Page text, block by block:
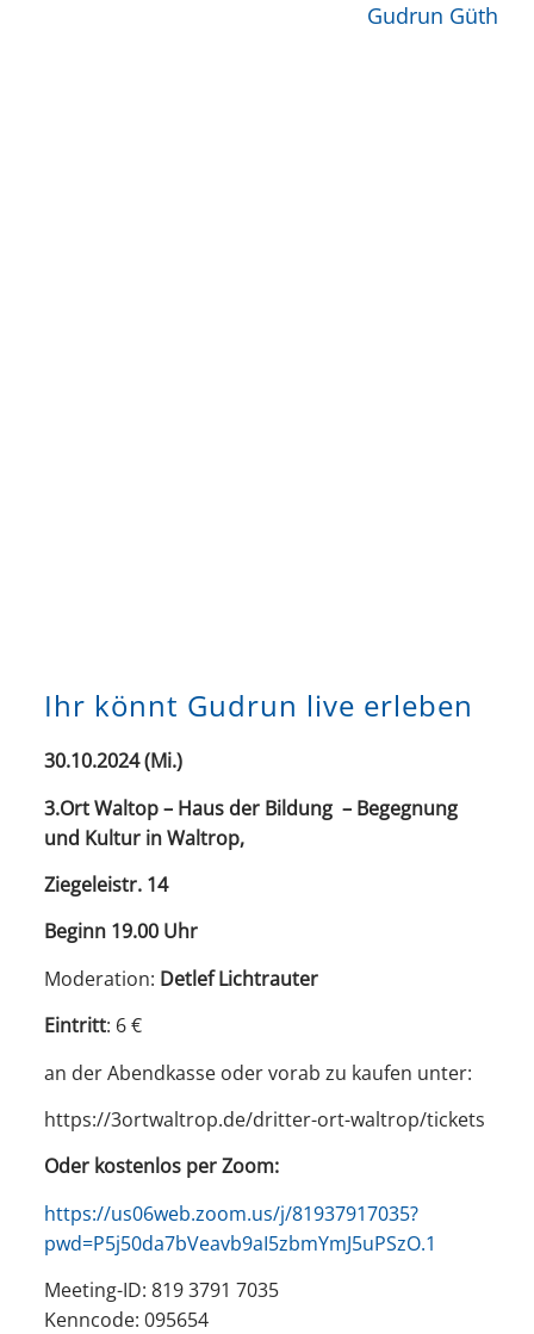
Gudrun Güth
Ihr könnt Gudrun live erleben
30.10.2024 (Mi.)
3.Ort Waltop – Haus der Bildung – Begegnung
und Kultur in Waltrop,
Ziegeleistr. 14
Beginn 19.00 Uhr
Moderation: Detlef Lichtrauter
Eintritt: 6 €
an der Abendkasse oder vorab zu kaufen unter:
https://3ortwaltrop.de/dritter-ort-waltrop/tickets
Oder kostenlos per Zoom:
https://us06web.zoom.us/j/81937917035?
pwd=P5j50da7bVeavb9aI5zbmYmJ5uPSzO.1
Meeting-ID: 819 3791 7035
Kenncode: 095654